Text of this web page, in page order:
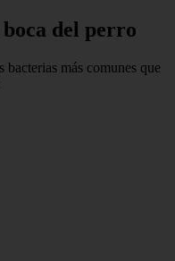
del perro
más comunes que